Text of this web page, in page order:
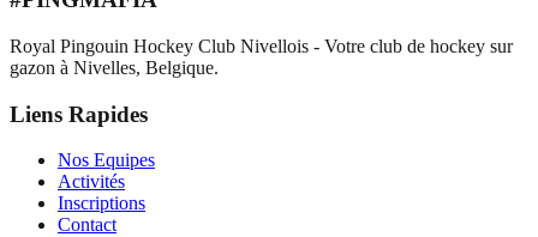
Royal Pingouin Hockey Club Nivellois - Votre club de hockey sur
gazon à Nivelles, Belgique.
Liens Rapides
Nos Equipes
Activités
Inscriptions
Contact